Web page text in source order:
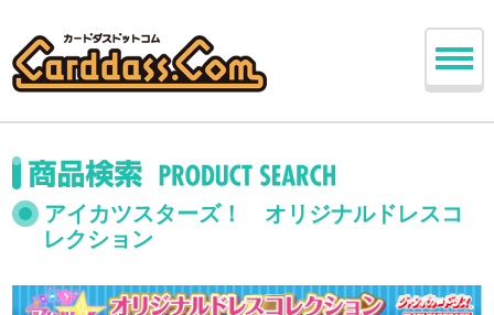
アイカツスターズ！ オリジナルドレスコ
レクション